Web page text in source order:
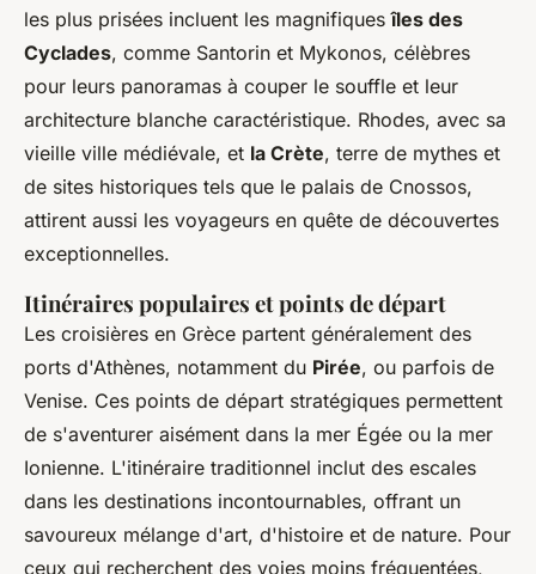
les plus prisées incluent les magnifiquesîles des
Cyclades, comme Santorin et Mykonos, célèbres
pour leurs panoramas à couper le souffle et leur
architecture blanche caractéristique. Rhodes, avec sa
vieille ville médiévale, et la Crète, terre de mythes et
de sites historiques tels que le palais de Cnossos,
attirent aussi les voyageurs en quête de découvertes
exceptionnelles.
Itinéraires populaires et points de départ
Les croisières en Grèce partent généralement des
ports d'Athènes, notamment du Pirée, ou parfois de
Venise. Ces points de départ stratégiques permettent
de s'aventurer aisément dans la mer Égée ou la mer
Ionienne. L'itinéraire traditionnel inclut des escales
dans les destinations incontournables, offrant un
savoureux mélange d'art, d'histoire et de nature. Pour
ceux qui recherchent des voies moins fréquentées,